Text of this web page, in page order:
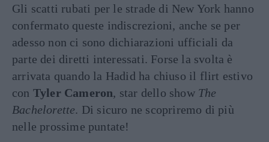
Gli scatti rubati per le strade di New York hanno
confermato queste indiscrezioni, anche se per
adesso non ci sono dichiarazioni ufficiali da
parte dei diretti interessati. Forse la svolta è
arrivata quando la Hadid ha chiuso il flirt estivo
con Tyler Cameron, star dello show The
Bachelorette. Di sicuro ne scopriremo di più
nelle prossime puntate!